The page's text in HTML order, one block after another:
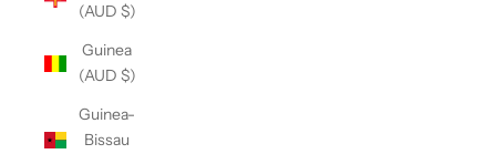
(AUD $)
Guinea
(AUD $)
Guinea-
Bissau